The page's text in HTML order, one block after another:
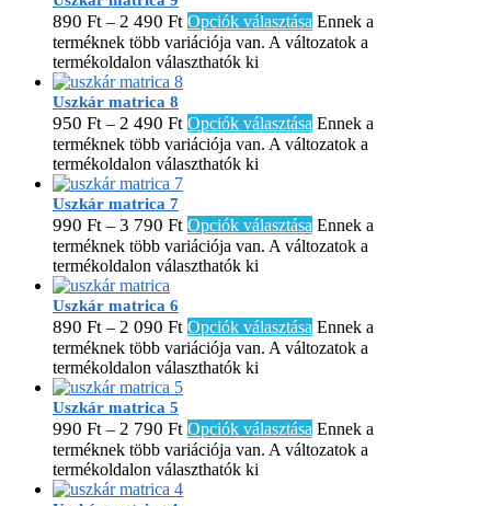
890 Ft – 2 490 Ft Opciók választása Ennek a
terméknek több variációja van. A változatok a
termékoldalon választhatók ki
Uszkár matrica 8
950 Ft – 2 490 Ft Opciók választása Ennek a
terméknek több variációja van. A változatok a
termékoldalon választhatók ki
Uszkár matrica 7
990 Ft – 3 790 Ft Opciók választása Ennek a
terméknek több variációja van. A változatok a
termékoldalon választhatók ki
Uszkár matrica 6
890 Ft – 2 090 Ft Opciók választása Ennek a
terméknek több variációja van. A változatok a
termékoldalon választhatók ki
Uszkár matrica 5
990 Ft – 2 790 Ft Opciók választása Ennek a
terméknek több variációja van. A változatok a
termékoldalon választhatók ki